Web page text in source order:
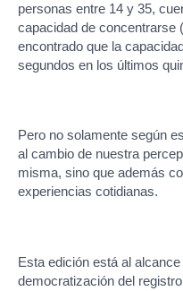
personas entre 14 y 35,
capacidad de concentrarse
encontrado que la
segundos en los últimos
Pero no solamente según
al cambio de nuestra
misma, sino que además
experiencias cotidianas.
Esta edición está al
democratización del